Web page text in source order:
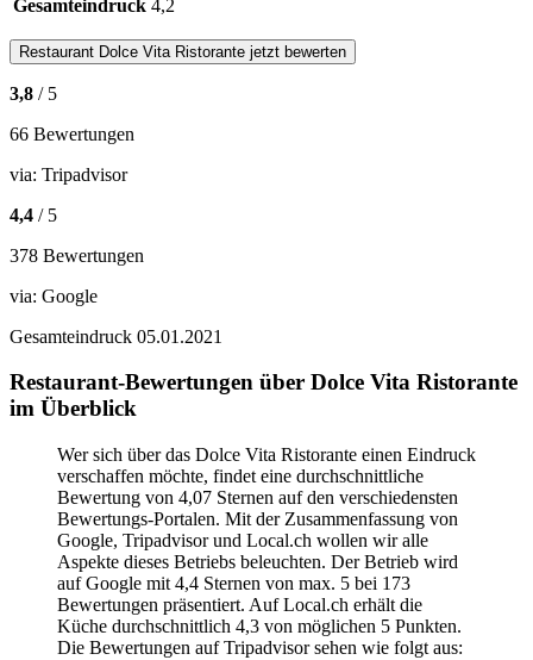
Gesamteindruck 4,2
Restaurant Dolce Vita Ristorante jetzt bewerten
3,8 / 5
66 Bewertungen
via: Tripadvisor
4,4 / 5
378 Bewertungen
via: Google
Gesamteindruck 05.01.2021
Restaurant-Bewertungen über Dolce Vita Ristorante
im Überblick
Wer sich über das Dolce Vita Ristorante einen Eindruck
verschaffen möchte, findet eine durchschnittliche
Bewertung von 4,07 Sternen auf den verschiedensten
Bewertungs-Portalen. Mit der Zusammenfassung von
Google, Tripadvisor und Local.ch wollen wir alle
Aspekte dieses Betriebs beleuchten. Der Betrieb wird
auf Google mit 4,4 Sternen von max. 5 bei 173
Bewertungen präsentiert. Auf Local.ch erhält die
Küche durchschnittlich 4,3 von möglichen 5 Punkten.
Die Bewertungen auf Tripadvisor sehen wie folgt aus: